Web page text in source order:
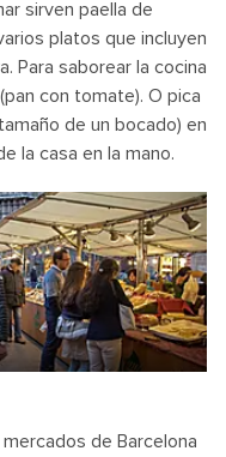
sirven paella de
platos que incluyen
Para saborear la cocina
con tomate). O pica
de un bocado) en
la casa en la mano.
de Barcelona